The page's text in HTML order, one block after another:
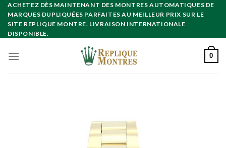
Skip
content
ACHETEZ DÈS MAINTENANT DES MONTRES AUTOMATIQUES DE
MARQUES DUPLIQUÉES PARFAITES AU MEILLEUR PRIX SUR LE
SITE REPLIQUE MONTRE. LIVRAISON INTERNATIONALE
DISPONIBLE.
0